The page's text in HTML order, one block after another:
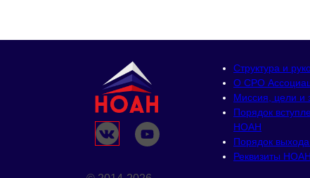
Структура и
О СРО
Миссия, цели и
Порядок
НОАН
Порядок
Реквизиты НОАН